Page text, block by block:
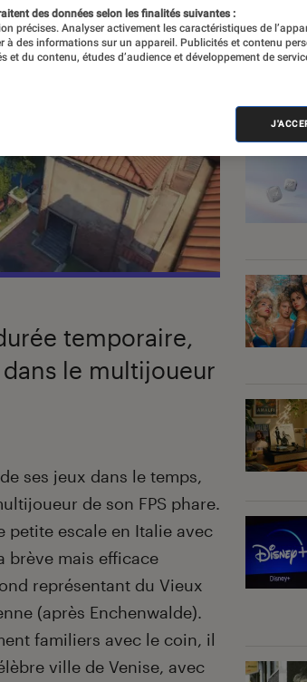
temporaire,
le multijoueur
ses jeux dans le temps,
de son FPS phare.
petite escale en Italie avec
brève mais efficace
représentant du Vieux
(après Enchenwalde).
familiers avec le coin, il
ville de Venise, avec
des données selon les finalités suivantes :
précises. Analyser activement les caractéristiques de
à des informations sur un appareil. Publicités et contenu
et du contenu, études d’audience et développement de